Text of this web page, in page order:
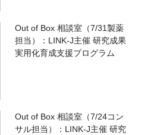
Out of Box 相談室（7/31製薬
担当）：LINK-J主催 研究成果
実用化育成支援プログラム
Out of Box 相談室（7/24コン
サル担当）：LINK-J主催 研究